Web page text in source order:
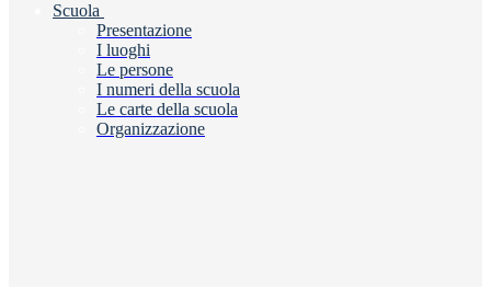
Scuola
Presentazione
I luoghi
Le persone
I numeri della scuola
Le carte della scuola
Organizzazione